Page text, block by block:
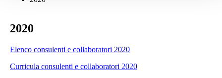
2020
Elenco consulenti e collaboratori 2020
Curricula consulenti e collaboratori 2020